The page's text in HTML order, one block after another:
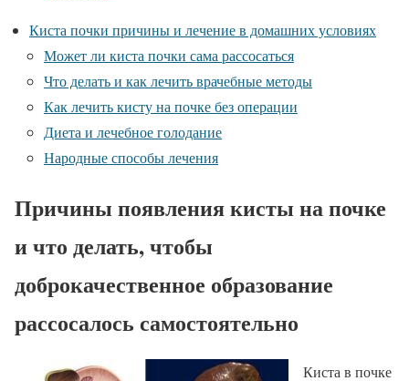
Киста почки причины и лечение в домашних условиях
Может ли киста почки сама рассосаться
Что делать и как лечить врачебные методы
Как лечить кисту на почке без операции
Диета и лечебное голодание
Народные способы лечения
Причины появления кисты на почке
и что делать, чтобы
доброкачественное образование
рассосалось самостоятельно
Киста в почке